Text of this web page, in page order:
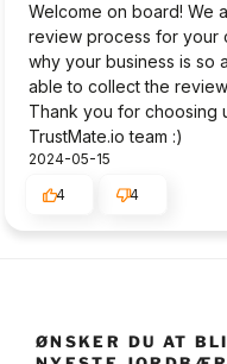
Welcome on board! We
review process for your
why your business is so
able to collect the
Thank you for choosing
TrustMate.io team :)
2024-05-15
4
4
ØNSKER DU AT